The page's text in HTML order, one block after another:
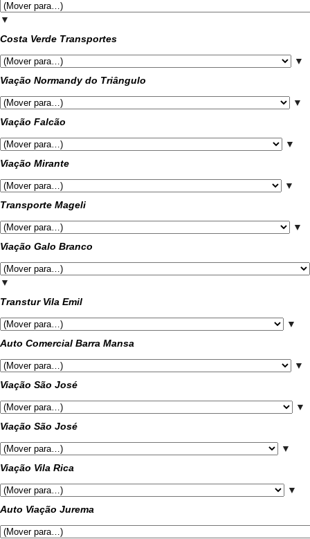
▼
Costa Verde Transportes
▼
Viação Normandy do Triângulo
▼
Viação Falcão
▼
Viação Mirante
▼
Transporte Mageli
▼
Viação Galo Branco
▼
Transtur Vila Emil
▼
Auto Comercial Barra Mansa
▼
Viação São José
▼
Viação São José
▼
Viação Vila Rica
▼
Auto Viação Jurema